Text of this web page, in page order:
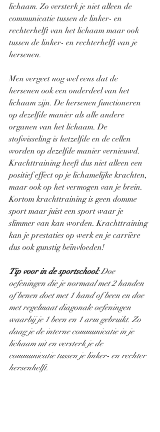
lichaam. Zo versterk je niet alleen de
communicatie tussen de linker- en
rechterhelft van het lichaam maar ook
tussen de linker- en rechterhelft van je
hersenen.
Men vergeet nog wel eens dat de
hersenen ook een onderdeel van het
lichaam zijn. De hersenen functioneren
op dezelfde manier als alle andere
organen van het lichaam. De
stofwisseling is hetzelfde en de cellen
worden op dezelfde manier vernieuwd.
Krachttraining heeft dus niet alleen een
positief effect op je lichamelijke krachten,
maar ook op het vermogen van je brein.
Kortom krachttraining is geen domme
sport maar juist een sport waar je
slimmer van kan worden. Krachttraining
kan je prestaties op werk en je carrière
dus ook gunstig beïnvloeden!
Tip voor in de sportschool: Doe
oefeningen die je normaal met 2 handen
of benen doet met 1 hand of been en doe
met regelmaat diagonale oefeningen
waarbij je 1 been en 1 arm gebruikt. Zo
daag je de interne communicatie in je
lichaam uit en versterk je de
communicatie tussen je linker- en rechter
hersenhelft.